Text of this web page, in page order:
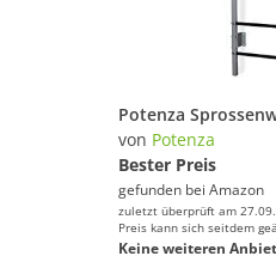
von Potenza
Bester Preis
gefunden bei Amazon
zuletzt überprüft am
Preis kann sich seitdem
Keine weiteren